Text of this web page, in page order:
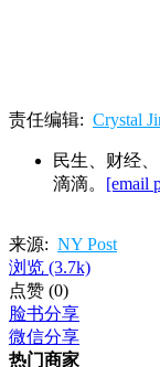
责任编辑: Crystal
民生、财经
滴滴。 [email
来源: NY Post
浏览 (3.7k)
点赞 (0)
脸书分享
微信分享
热门商家